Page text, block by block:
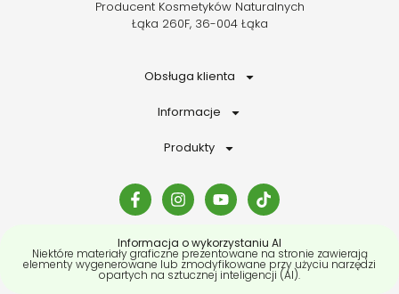
Producent Kosmetyków Naturalnych
Łąka 260F, 36-004 Łąka
Obsługa klienta
Informacje
Produkty
Informacja o wykorzystaniu AI
Niektóre materiały graficzne prezentowane na stronie zawierają
elementy wygenerowane lub zmodyfikowane przy użyciu narzędzi
opartych na sztucznej inteligencji (AI).